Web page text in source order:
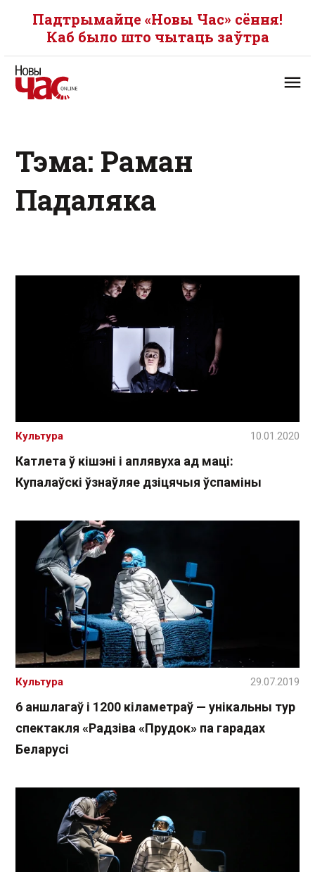
Падтрымайце «Новы Час» сёння!
Каб было што чытаць заўтра
Тэма: Раман
Падаляка
Катлета ў кішэні і аплявуха ад маці:
Купалаўскі ўзнаўляе дзіцячыя ўспаміны
Культура 10.01.2020
6 аншлагаў і 1200 кіламетраў — унікальны тур
спектакля «Радзіва «Прудок» па гарадах
Беларусі
Культура 29.07.2019